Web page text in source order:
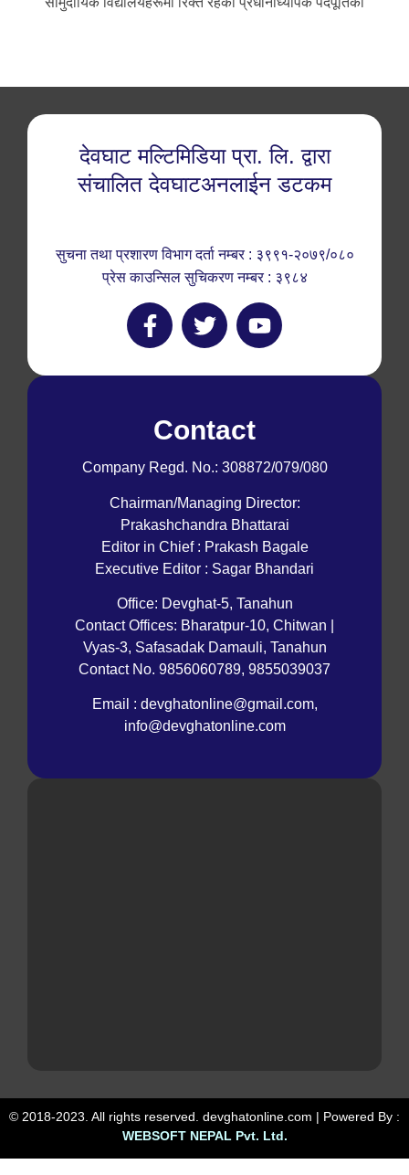
देवघाट मल्टिमिडिया प्रा. लि. द्वारा
संचालित देवघाटअनलाईन डटकम
सुचना तथा प्रशारण विभाग दर्ता नम्बर : ३९९१-२०७९/०८०
प्रेस काउन्सिल सुचिकरण नम्बर : ३९८४
Contact
Company Regd. No.: 308872/079/080
Chairman/Managing Director:
Prakashchandra Bhattarai
Editor in Chief : Prakash Bagale
Executive Editor : Sagar Bhandari
Office: Devghat-5, Tanahun
Contact Offices: Bharatpur-10, Chitwan |
Vyas-3, Safasadak Damauli, Tanahun
Contact No. 9856060789, 9855039037
Email : devghatonline@gmail.com,
info@devghatonline.com
© 2018-2023. All rights reserved. devghatonline.com | Powered By :
WEBSOFT NEPAL Pvt. Ltd.